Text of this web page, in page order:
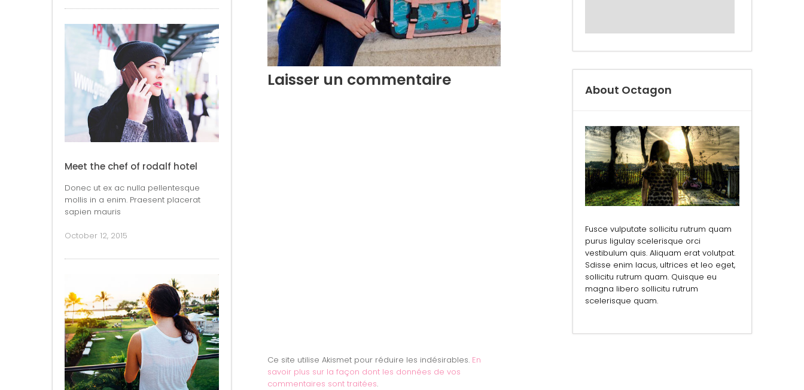
Meet the chef of rodalf hotel
Donec ut ex ac nulla pellentesque
mollis in a enim. Praesent placerat
sapien mauris
October 12, 2015
Laisser un commentaire
Ce site utilise Akismet pour réduire les indésirables. En
savoir plus sur la façon dont les données de vos
commentaires sont traitées.
About Octagon
Fusce vulputate sollicitu rutrum quam
purus ligulay scelerisque orci
vestibulum quis. Aliquam erat volutpat.
Sdisse enim lacus, ultrices et leo eget,
sollicitu rutrum quam. Quisque eu
magna libero sollicitu rutrum
scelerisque quam.